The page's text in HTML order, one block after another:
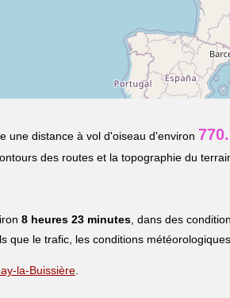
une distance à vol d'oiseau d'environ
des routes et la topographie du
8 heures 23 minutes , dans des
le trafic, les conditions
la-Buissière